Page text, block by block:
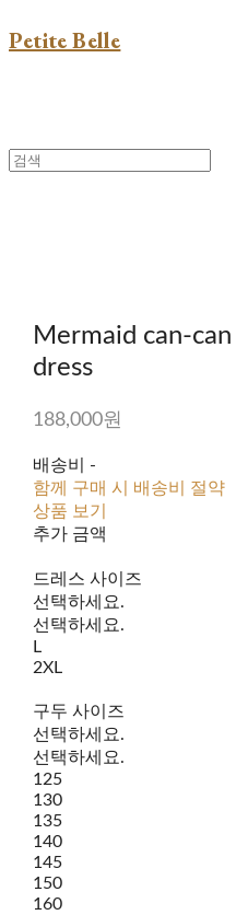
Petite Belle
Mermaid can-can
dress
188,000원
배송비 -
함께 구매 시 배송비 절약
상품 보기
추가 금액
드레스 사이즈
선택하세요.
선택하세요.
L
2XL
구두 사이즈
선택하세요.
선택하세요.
125
130
135
140
145
150
160